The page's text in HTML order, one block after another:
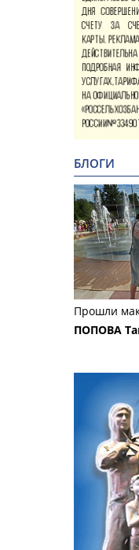
БЛОГИ
Прошли
ПОПОВА